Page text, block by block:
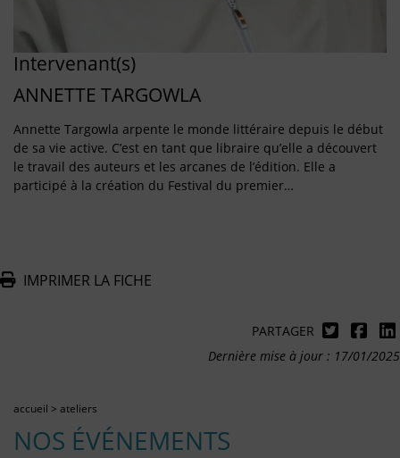
Intervenant(s)
ANNETTE TARGOWLA
Annette Targowla arpente le monde littéraire depuis le début
de sa vie active. C’est en tant que libraire qu’elle a découvert
le travail des auteurs et les arcanes de l’édition. Elle a
participé à la création du Festival du premier…
IMPRIMER LA FICHE
PARTAGER
Dernière mise à jour : 17/01/2025
accueil > ateliers
NOS ÉVÉNEMENTS